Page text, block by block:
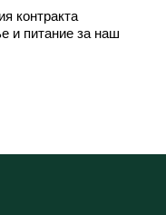
контракта
и питание за наш